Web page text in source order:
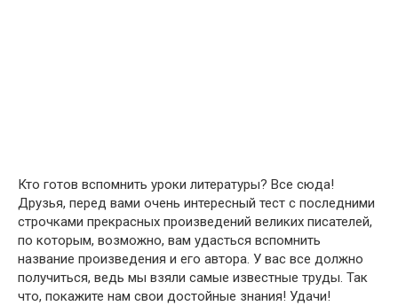
Кто готов вспомнить уроки литературы? Все сюда!
Друзья, перед вами очень интересный тест с последними
строчками прекрасных произведений великих писателей,
по которым, возможно, вам удасться вспомнить
название произведения и его автора. У вас все должно
получиться, ведь мы взяли самые известные труды. Так
что, покажите нам свои достойные знания! Удачи!